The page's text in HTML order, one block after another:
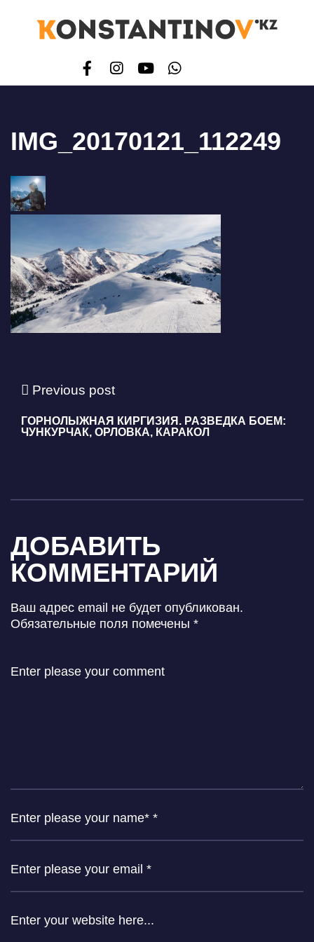
IMG_20170121_112249
Previous post
ГОРНОЛЫЖНАЯ КИРГИЗИЯ. РАЗВЕДКА БОЕМ:
ЧУНКУРЧАК, ОРЛОВКА, КАРАКОЛ
ДОБАВИТЬ
КОММЕНТАРИЙ
Ваш адрес email не будет опубликован.
Обязательные поля помечены *